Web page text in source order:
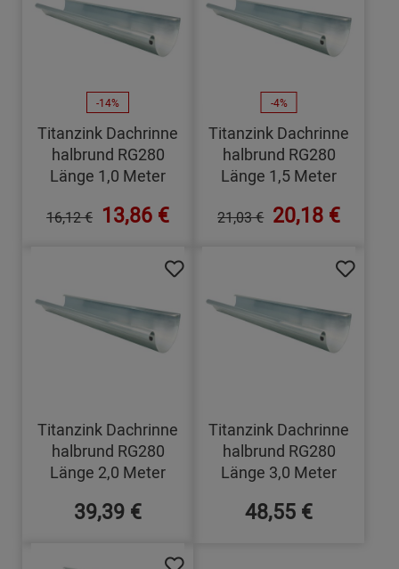
-14%
Titanzink Dachrinne
halbrund RG280
Länge 1,0 Meter
16,12 € 13,86 €
-4%
Titanzink Dachrinne
halbrund RG280
Länge 1,5 Meter
21,03 € 20,18 €
Titanzink Dachrinne
halbrund RG280
Länge 2,0 Meter
39,39 €
Titanzink Dachrinne
halbrund RG280
Länge 3,0 Meter
48,55 €